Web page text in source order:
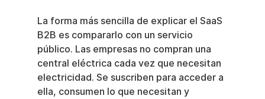
La forma más sencilla de explicar el SaaS
B2B es compararlo con un servicio
público. Las empresas no compran una
central eléctrica cada vez que necesitan
electricidad. Se suscriben para acceder a
ella, consumen lo que necesitan y